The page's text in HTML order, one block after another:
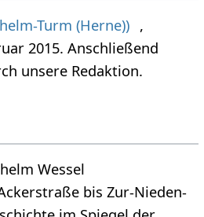
Turm (Herne)) ,
2015. Anschließend
unsere Redaktion.
Wessel
bis Zur-Nieden-